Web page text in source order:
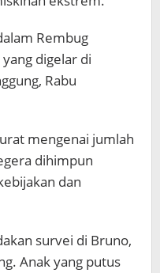
Rembug
digelar di
Rabu
mengenai jumlah
dihimpun
dan
survei di Bruno,
Anak yang putus